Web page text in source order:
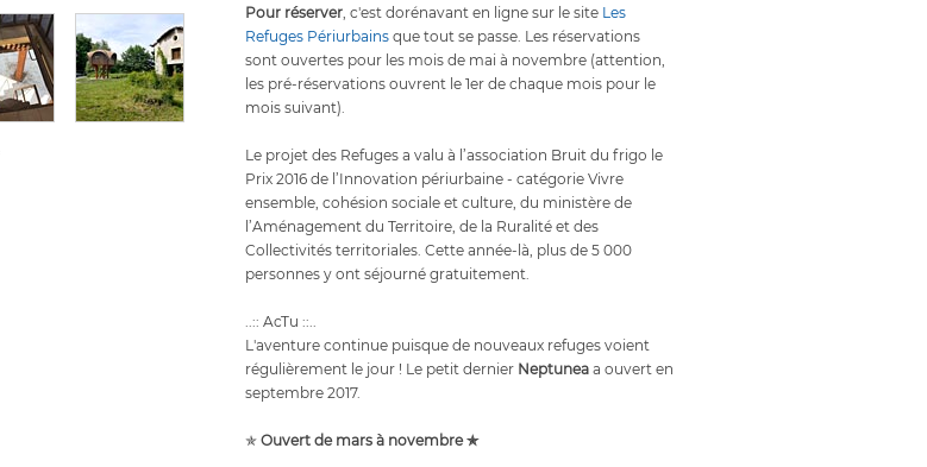
Pour réserver, c'est dorénavant en ligne sur le site Les
Refuges Périurbains que tout se passe. Les réservations
sont ouvertes pour les mois de mai à novembre (attention,
les pré-réservations ouvrent le 1er de chaque mois pour le
mois suivant).
Le projet des Refuges a valu à l’association Bruit du frigo le
Prix 2016 de l’Innovation périurbaine - catégorie Vivre
ensemble, cohésion sociale et culture, du ministère de
l’Aménagement du Territoire, de la Ruralité et des
Collectivités territoriales. Cette année-là, plus de 5 000
personnes y ont séjourné gratuitement.
..:: AcTu ::..
L'aventure continue puisque de nouveaux refuges voient
régulièrement le jour ! Le petit dernier Neptunea a ouvert en
septembre 2017.
✯ Ouvert de mars à novembre ✯